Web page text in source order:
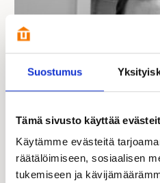
Suostumus
Tämä sivusto käyttää
Käytämme evästeitä
räätälöimiseen, sosiaalisen
tukemiseen ja
Mika Laaksonen